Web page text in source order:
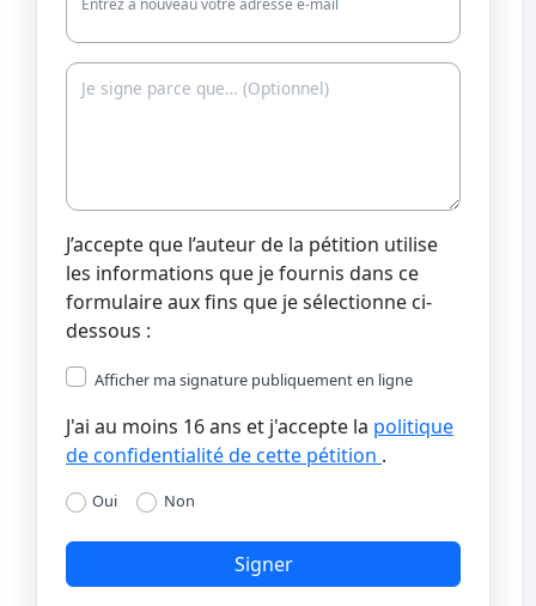
J’accepte que l’auteur de la pétition utilise
les informations que je fournis dans ce
formulaire aux fins que je sélectionne ci-
dessous :
Afficher ma signature publiquement en ligne
J'ai au moins 16 ans et j'accepte la politique
de confidentialité de cette pétition .
Oui Non
Signer